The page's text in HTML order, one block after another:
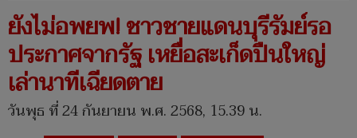
ยังไม่อพยพ! ชาวชายแดนบุรีรัมย์รอ
ประกาศจากรัฐ เหยื่อสะเก็ดปืนใหญ่
เล่านาทีเฉียดตาย
วันพุธ ที่ 24 กันยายน พ.ศ. 2568, 15.39 น.